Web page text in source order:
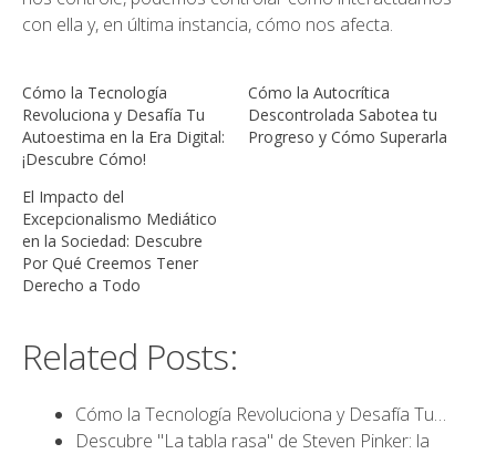
con ella y, en última instancia, cómo nos afecta.
Cómo la Tecnología
Revoluciona y Desafía Tu
Autoestima en la Era Digital:
¡Descubre Cómo!
Cómo la Autocrítica
Descontrolada Sabotea tu
Progreso y Cómo Superarla
El Impacto del
Excepcionalismo Mediático
en la Sociedad: Descubre
Por Qué Creemos Tener
Derecho a Todo
Related Posts:
Cómo la Tecnología Revoluciona y Desafía Tu…
Descubre "La tabla rasa" de Steven Pinker: la